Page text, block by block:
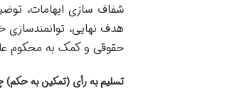
شفاف سازی ابهامات،
هدف نهایی، توانمندسازی
حقوقی و کمک به محکوم
تسلیم به رأی (تمکین به